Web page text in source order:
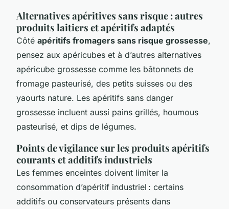
Alternatives apéritives sans risque : autres
produits laitiers et apéritifs adaptés
Côté apéritifs fromagers sans risque grossesse,
pensez aux apéricubes et à d’autres alternatives
apéricube grossesse comme les bâtonnets de
fromage pasteurisé, des petits suisses ou des
yaourts nature. Les apéritifs sans danger
grossesse incluent aussi pains grillés, houmous
pasteurisé, et dips de légumes.
Points de vigilance sur les produits apéritifs
courants et additifs industriels
Les femmes enceintes doivent limiter la
consommation d’apéritif industriel : certains
additifs ou conservateurs présents dans